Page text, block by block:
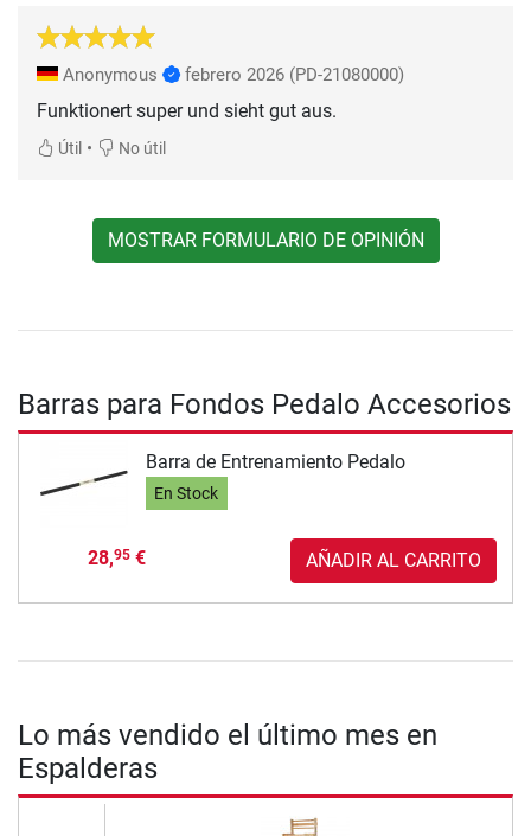
Anonymous febrero 2026 (PD-21080000)
Funktionert super und sieht gut aus.
Útil • No útil
MOSTRAR FORMULARIO DE OPINIÓN
Barras para Fondos Pedalo Accesorios
Barra de Entrenamiento Pedalo
En Stock
28,95€ AÑADIR AL CARRITO
Lo más vendido el último mes en
Espalderas